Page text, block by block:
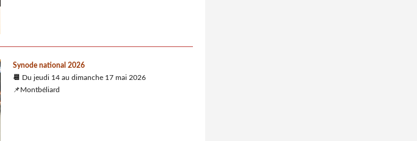
Synode national 2026
📆 Du jeudi 14 au dimanche 17 mai 2026
📌Montbéliard